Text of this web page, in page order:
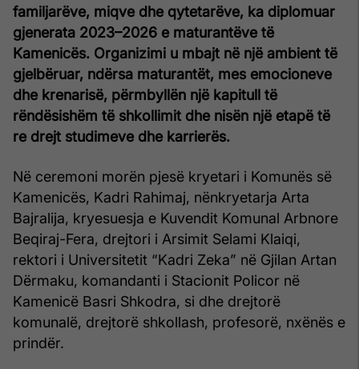
familjarëve, miqve dhe qytetarëve, ka diplomuar
gjenerata 2023–2026 e maturantëve të
Kamenicës. Organizimi u mbajt në një ambient të
gjelbëruar, ndërsa maturantët, mes emocioneve
dhe krenarisë, përmbyllën një kapitull të
rëndësishëm të shkollimit dhe nisën një etapë të
re drejt studimeve dhe karrierës.
Në ceremoni morën pjesë kryetari i Komunës së
Kamenicës, Kadri Rahimaj, nënkryetarja Arta
Bajralija, kryesuesja e Kuvendit Komunal Arbnore
Beqiraj-Fera, drejtori i Arsimit Selami Klaiqi,
rektori i Universitetit “Kadri Zeka” në Gjilan Artan
Dërmaku, komandanti i Stacionit Policor në
Kamenicë Basri Shkodra, si dhe drejtorë
komunalë, drejtorë shkollash, profesorë, nxënës e
prindër.